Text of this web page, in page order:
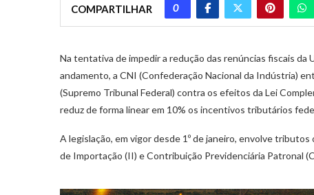
COMPARTILHAR 0
Na tentativa de impedir a redução das renúncias fiscais
andamento, a CNI (Confederação Nacional da Indústria)
(Supremo Tribunal Federal) contra os efeitos da Lei
reduz de forma linear em 10% os incentivos tributários
A legislação, em vigor desde 1º de janeiro, envolve
de Importação (II) e Contribuição Previdenciária Patronal